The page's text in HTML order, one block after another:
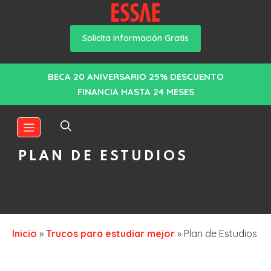
Solicita Información Gratis
BECA 20 ANIVERSARIO 25% DESCUENTO
FINANCIA HASTA 24 MESES
PLAN DE ESTUDIOS
Inicio » Trucos para estudiar mejor » Plan de Estudios